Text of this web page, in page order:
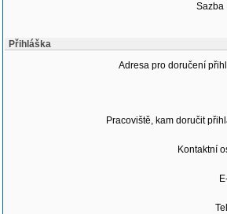
Sazba
Přihláška
Adresa pro doručení
Pracoviště, kam doručit
Kontaktní